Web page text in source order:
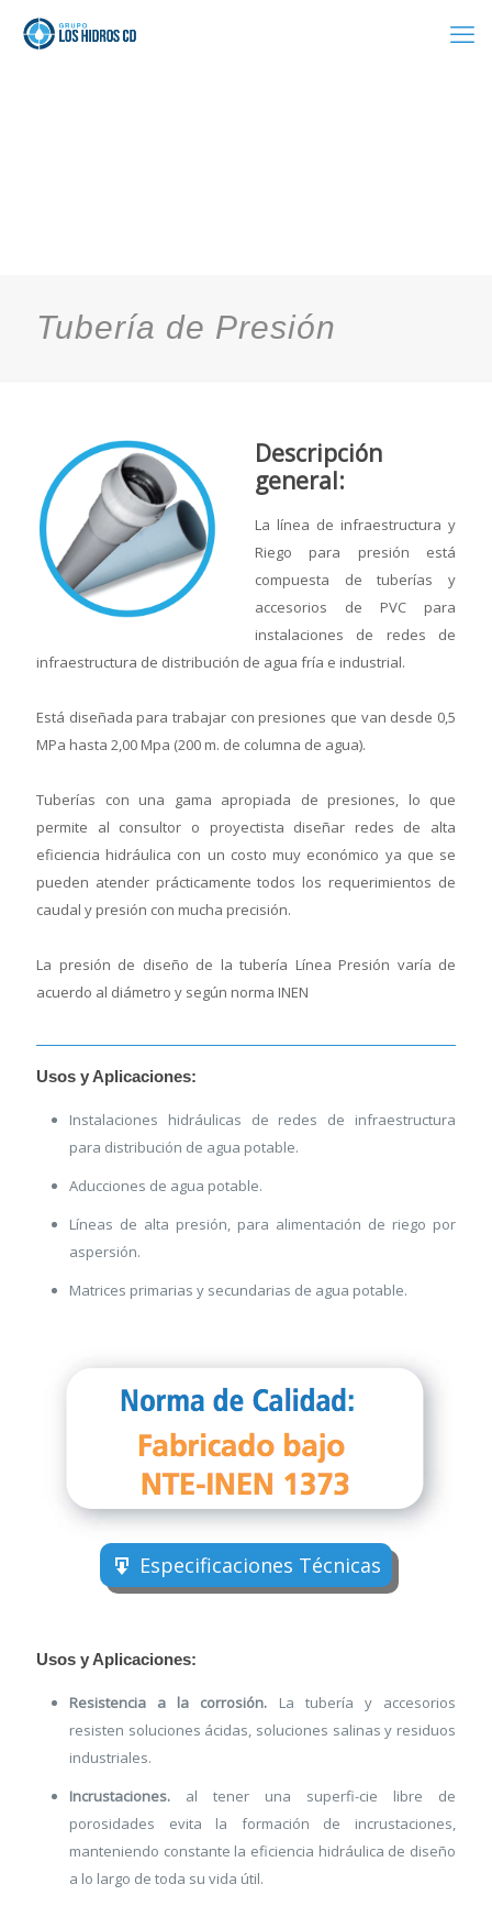
Tubería de Presión
Descripción
general:
La línea de infraestructura y
Riego para presión está
compuesta de tuberías y
accesorios de PVC para
instalaciones de redes de
infraestructura de distribución de agua fría e industrial.
Está diseñada para trabajar con presiones que van desde 0,5
MPa hasta 2,00 Mpa (200 m. de columna de agua).
Tuberías con una gama apropiada de presiones, lo que
permite al consultor o proyectista diseñar redes de alta
eficiencia hidráulica con un costo muy económico ya que se
pueden atender prácticamente todos los requerimientos de
caudal y presión con mucha precisión.
La presión de diseño de la tubería Línea Presión varía de
acuerdo al diámetro y según norma INEN
Usos y Aplicaciones:
Instalaciones hidráulicas de redes de infraestructura
para distribución de agua potable.
Aducciones de agua potable.
Líneas de alta presión, para alimentación de riego por
aspersión.
Matrices primarias y secundarias de agua potable.
Especificaciones Técnicas
Usos y Aplicaciones:
Resistencia a la corrosión. La tubería y accesorios
resisten soluciones ácidas, soluciones salinas y residuos
industriales.
Incrustaciones. al tener una superfi-cie libre de
porosidades evita la formación de incrustaciones,
manteniendo constante la eficiencia hidráulica de diseño
a lo largo de toda su vida útil.